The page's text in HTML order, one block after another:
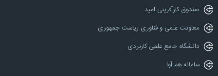
صندوق کارآفرینی امید
معاونت علمی و فناوری ریاست جمهوری
دانشگاه جامع علمی کاربردی
سامانه هم آوا